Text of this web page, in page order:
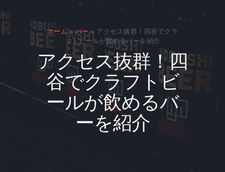
ホーム » バー » アクセス抜群！四谷でクラ
フトビールが飲めるバーを紹介
アクセス抜群！四
谷でクラフトビ
ールが飲めるバ
ーを紹介
貸切
通販
スタッフ募集
問い合わせ